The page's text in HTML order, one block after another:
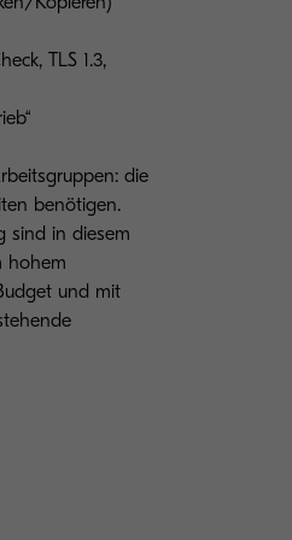
TLS 1.3,
die
benötigen.
sind in diesem
hohem
und mit